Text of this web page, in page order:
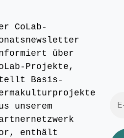
CoLab-
über
Projekte,
Basis-
unserem
enthält